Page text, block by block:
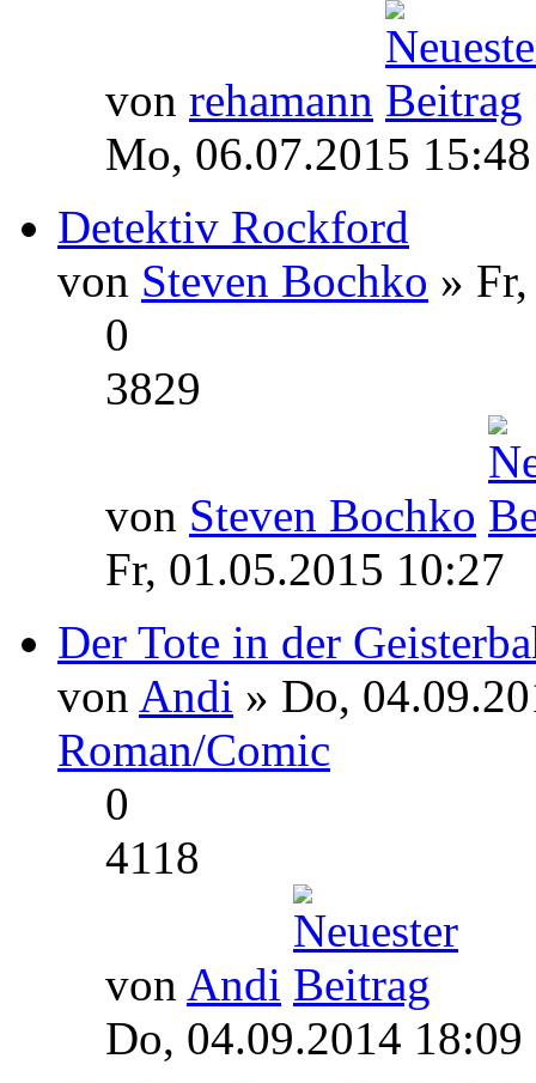
von rehamann
Mo, 06.07.2015 15:48
Detektiv Rockford
von Steven Bochko »
0
3829
von Steven Bochko
Fr, 01.05.2015 10:27
Der Tote in der
von Andi » Do,
Roman/Comic
0
4118
von Andi
Do, 04.09.2014 18:09